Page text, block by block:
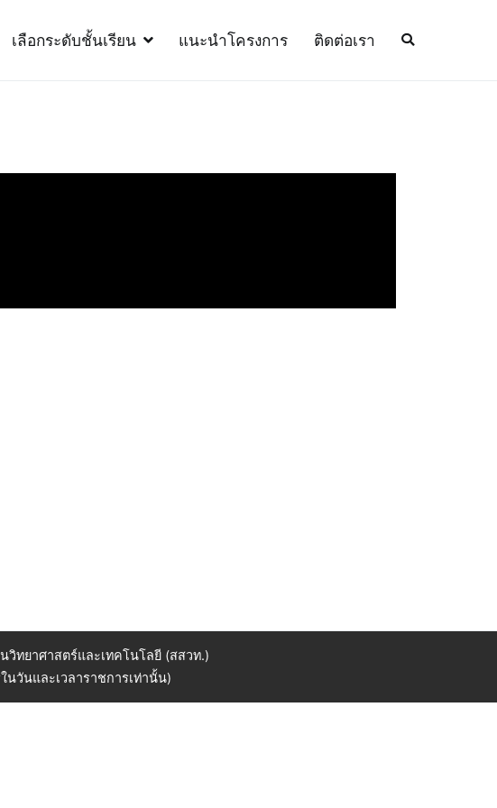
เลือกระดับชั้นเรียน แนะนำโครงการ ติดต่อเรา
วิทยาศาสตร์และเทคโนโลยี (สสวท.)
นวันและเวลาราชการเท่านั้น)